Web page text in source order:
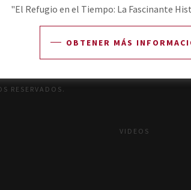
RESERVADOS.
VIDEOS
"El Refugio en el Tiempo: La Fascinante
OBTENER MÁS